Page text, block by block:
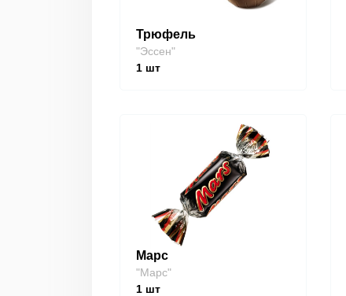
Трюфель
"Эссен"
1 шт
Марс
"Марс"
1 шт